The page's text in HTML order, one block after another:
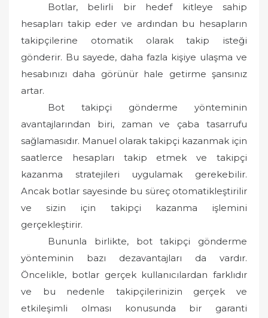
Botlar, belirli bir hedef kitleye sahip
hesapları takip eder ve ardından bu hesapların
takipçilerine otomatik olarak takip isteği
gönderir. Bu sayede, daha fazla kişiye ulaşma ve
hesabınızı daha görünür hale getirme şansınız
artar.
Bot takipçi gönderme yönteminin
avantajlarından biri, zaman ve çaba tasarrufu
sağlamasıdır. Manuel olarak takipçi kazanmak için
saatlerce hesapları takip etmek ve takipçi
kazanma stratejileri uygulamak gerekebilir.
Ancak botlar sayesinde bu süreç otomatikleştirilir
ve sizin için takipçi kazanma işlemini
gerçekleştirir.
Bununla birlikte, bot takipçi gönderme
yönteminin bazı dezavantajları da vardır.
Öncelikle, botlar gerçek kullanıcılardan farklıdır
ve bu nedenle takipçilerinizin gerçek ve
etkileşimli olması konusunda bir garanti